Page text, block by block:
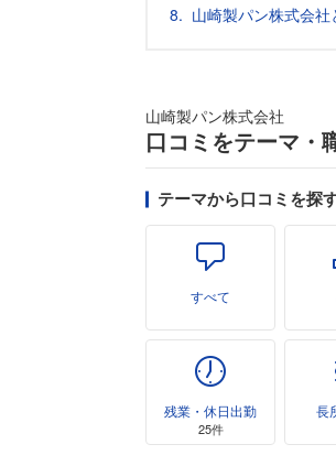
山崎製パン株式会
山崎製パン株式会社
口コミをテーマ・
テーマから口コミを探
すべて
残業・休日出勤
25件
長